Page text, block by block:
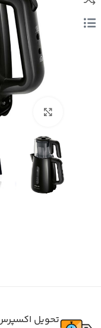
بزرگنمایی
تحویل